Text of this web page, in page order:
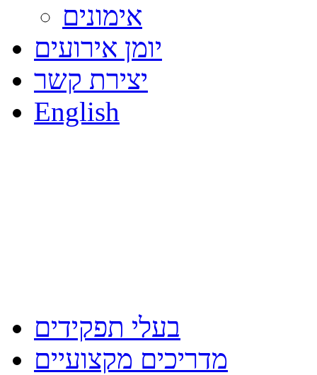
אימונים
יומן אירועים
יצירת קשר
English
בעלי תפקידים
מדריכים מקצועיים